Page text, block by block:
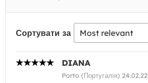
Сортувати за
DIANA
Porto (Португалія) 24.02.22